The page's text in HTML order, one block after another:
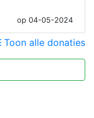
op 04-05-2024
Toon alle donaties